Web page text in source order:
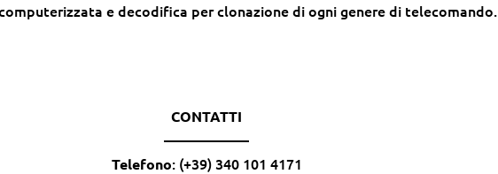
e decodifica per clonazione di ogni genere di telecomando.
CONTATTI
——————
Telefono: (+39) 340 101 4171